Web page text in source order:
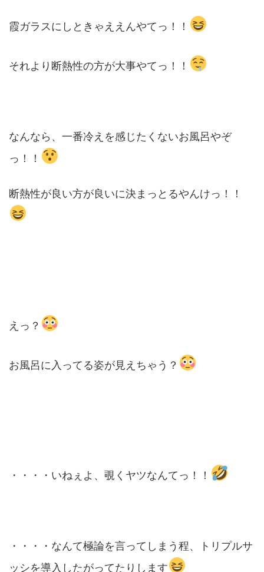
霞ガラスにしときゃええんやてっ！！
それより断熱性の方が大事やてっ！！
なんなら、一番冷えを感じたくないお風呂やぞ
っ！！
断熱性が良い方が良いに決まっとるやんけっ！！
えっ？
お風呂に入ってる姿が見えちゃう？
・・・・いねぇよ、覗くヤツなんてっ！！
・・・・なんて極論を言ってしまう程、トリプルサ
ッシを導入したがってたりします